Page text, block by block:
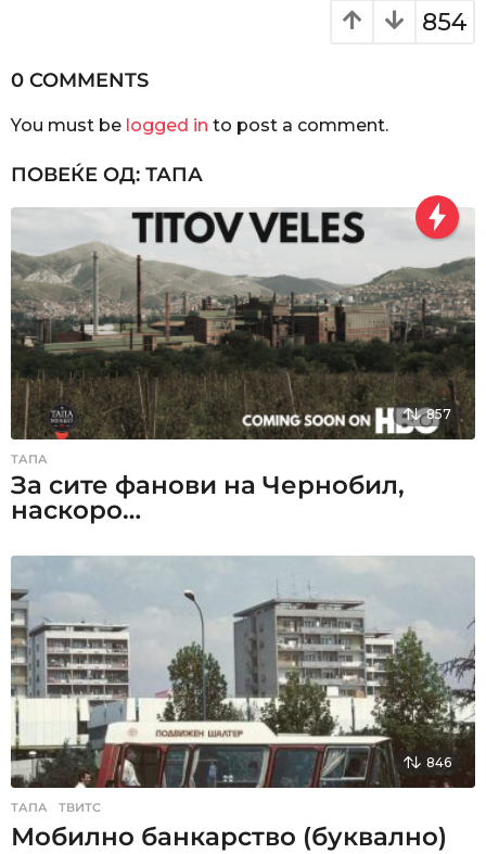
n
t
i
o
n
854
0 COMMENTS
You must be logged in to post a comment.
ПОВЕЌЕ ОД: ТАПА
857
ТАПА
За сите фанови на Чернобил,
наскоро…
846
ТАПА ,ТВИТС
Мобилно банкарство (буквално)